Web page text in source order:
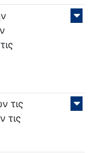
τις
τις